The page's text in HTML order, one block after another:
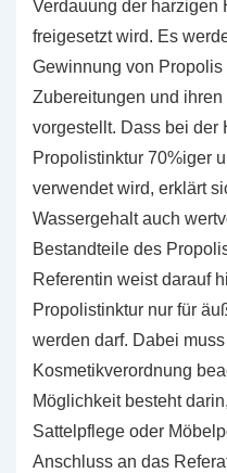
Verdauung der harzigen
freigesetzt wird. Es
Gewinnung von
Zubereitungen und
vorgestellt. Dass bei der
Propolistinktur 70%iger
verwendet wird, erklärt
Wassergehalt auch
Bestandteile des
Referentin weist darauf
Propolistinktur nur für
werden darf. Dabei
Kosmetikverordnung
Möglichkeit besteht
Sattelpflege oder
Anschluss an das